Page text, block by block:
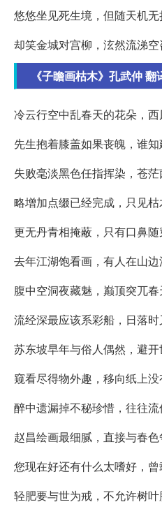
悠悠坐见死生境，但随天机无
却笑金城对宫柳，泫然流涕空
《子瞻画枯木》孔武仲
冷云行空中乱春天的花朵，西
先生抱着膝盖如果丧魄，谁知
失败毫淡黑色任指挥染，苍茫
略增加点缀已经完成，只见枯
更无丹青相掩蔽，只有口鼻随
去年江湖饱看画，有人在山边
腹中空洞夜藏魅，巅顶突兀春
流经深最应该系彩船，日落时
苏东坡早年与俗人偶然，避开
窥看尽得物外趣，移向纸上没
醉中遗漏掉不秘珍惜，往往流
赵昌绘画最细腻，直接与春色
您现在好还有什么太嗜好，曾
轻肥要与世为戒，不允许树叶